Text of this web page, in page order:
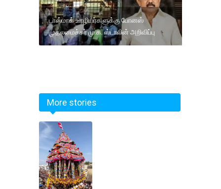
டாஸ்மாக் ஊழியர்களுக்கு போனஸ்
முதலமைச்சர் மு.க. ஸ்டாலின் அறிவிப்பு
More stories